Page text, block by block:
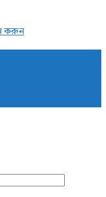
করুন